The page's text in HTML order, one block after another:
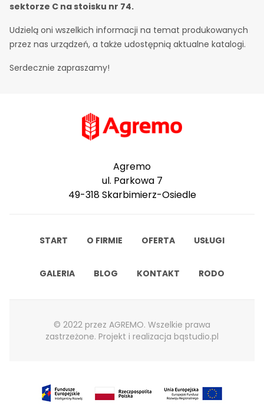
sektorze C na stoisku nr 74.
Udzielą oni wszelkich informacji na temat produkowanych
przez nas urządzeń, a także udostępnią aktualne katalogi.
Serdecznie zapraszamy!
Agremo
ul. Parkowa 7
49-318 Skarbimierz-Osiedle
START O FIRMIE OFERTA USŁUGI
GALERIA BLOG KONTAKT RODO
© 2022 przez AGREMO. Wszelkie prawa
zastrzeżone. Projekt i realizacja bqstudio.pl